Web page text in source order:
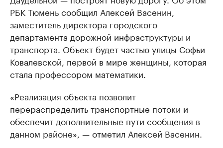
РБК Тюмень сообщил Алексей Васенин,
заместитель директора городского
департамента дорожной инфраструктуры и
транспорта. Объект будет частью улицы Софьи
Ковалевской, первой в мире женщины, которая
стала профессором математики.
«Реализация объекта позволит
перераспределить транспортные потоки и
обеспечит дополнительные пути сообщения в
данном районе», — отметил Алексей Васенин.